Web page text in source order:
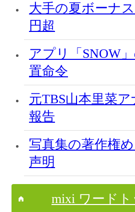
大手の夏ボーナ
円超
アプリ「SNOW
置命令
元TBS山本里菜
報告
写真集の著作権
声明
mixi ワード